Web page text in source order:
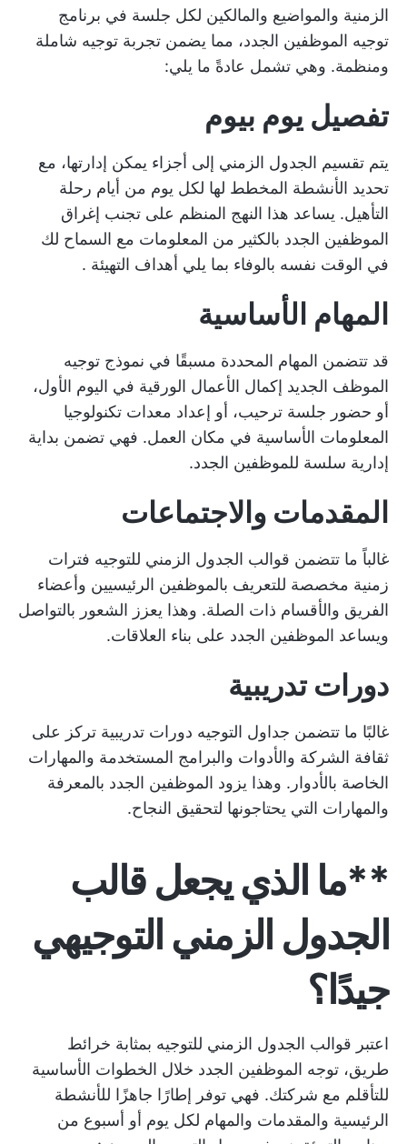
الزمنية والمواضيع والمالكين لكل جلسة في برنامج
توجيه الموظفين الجدد، مما يضمن تجربة توجيه شاملة
ومنظمة. وهي تشمل عادةً ما يلي:
تفصيل يوم بيوم
يتم تقسيم الجدول الزمني إلى أجزاء يمكن إدارتها، مع
تحديد الأنشطة المخطط لها لكل يوم من أيام رحلة
التأهيل. يساعد هذا النهج المنظم على تجنب إغراق
الموظفين الجدد بالكثير من المعلومات مع السماح لك
في الوقت نفسه بالوفاء بما يلي أهداف التهيئة .
المهام الأساسية
قد تتضمن المهام المحددة مسبقًا في نموذج توجيه
الموظف الجديد إكمال الأعمال الورقية في اليوم الأول،
أو حضور جلسة ترحيب، أو إعداد معدات تكنولوجيا
المعلومات الأساسية في مكان العمل. فهي تضمن بداية
إدارية سلسة للموظفين الجدد.
المقدمات والاجتماعات
غالباً ما تتضمن قوالب الجدول الزمني للتوجيه فترات
زمنية مخصصة للتعريف بالموظفين الرئيسيين وأعضاء
الفريق والأقسام ذات الصلة. وهذا يعزز الشعور بالتواصل
ويساعد الموظفين الجدد على بناء العلاقات.
دورات تدريبية
غالبًا ما تتضمن جداول التوجيه دورات تدريبية تركز على
ثقافة الشركة والأدوات والبرامج المستخدمة والمهارات
الخاصة بالأدوار. وهذا يزود الموظفين الجدد بالمعرفة
والمهارات التي يحتاجونها لتحقيق النجاح.
**ما الذي يجعل قالب
الجدول الزمني التوجيهي
جيدًا؟
اعتبر قوالب الجدول الزمني للتوجيه بمثابة خرائط
طريق، توجه الموظفين الجدد خلال الخطوات الأساسية
للتأقلم مع شركتك. فهي توفر إطارًا جاهزًا للأنشطة
الرئيسية والمقدمات والمهام لكل يوم أو أسبوع من